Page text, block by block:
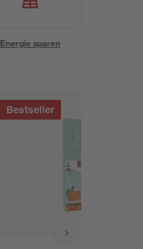
Energie sparen
Bestseller